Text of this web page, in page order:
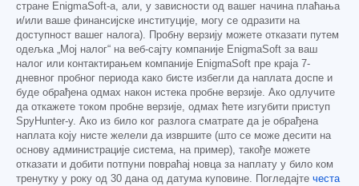
стране EnigmaSoft-а, али, у зависности од вашег начина плаћања
и/или ваше финансијске институције, могу се одразити на
доступност вашег налога). Пробну верзију можете отказати путем
одељка „Мој налог“ на веб-сајту компаније EnigmaSoft за ваш
налог или контактирањем компаније EnigmaSoft пре краја 7-
дневног пробног периода како бисте избегли да наплата доспе и
буде обрађена одмах након истека пробне верзије. Ако одлучите
да откажете током пробне верзије, одмах ћете изгубити приступ
SpyHunter-у. Ако из било ког разлога сматрате да је обрађена
наплата коју нисте желели да извршите (што се може десити на
основу администрације система, на пример), такође можете
отказати и добити потпуни повраћај новца за наплату у било ком
тренутку у року од 30 дана од датума куповине. Погледајте честа